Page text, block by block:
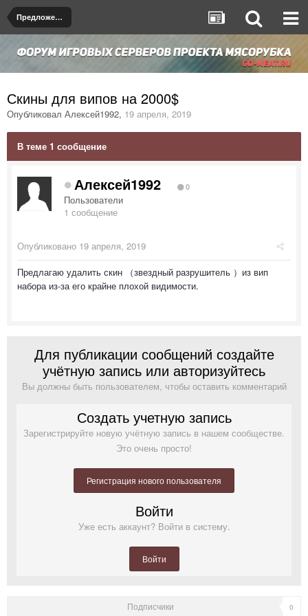
Предложения по улучшению серверов
Скины для випов на 2000$
Опубликовал Алексей1992, 19 апреля, 2019
В теме 1 сообщение
Алексей1992 0
Пользователи
1 сообщение
Опубликовано 19 апреля, 2019
Предлагаю удалить скин （звездный разрушитель ）из вип
набора из-за его крайне плохой видимости.
Для публикации сообщений создайте
учётную запись или авторизуйтесь
Вы должны быть пользователем, чтобы оставить комментарий
Создать учетную запись
Зарегистрируйте новую учётную запись в нашем сообществе.
Это очень просто!
Регистрация нового пользователя
Войти
Уже есть аккаунт? Войти в систему.
Войти
Подписчики 0